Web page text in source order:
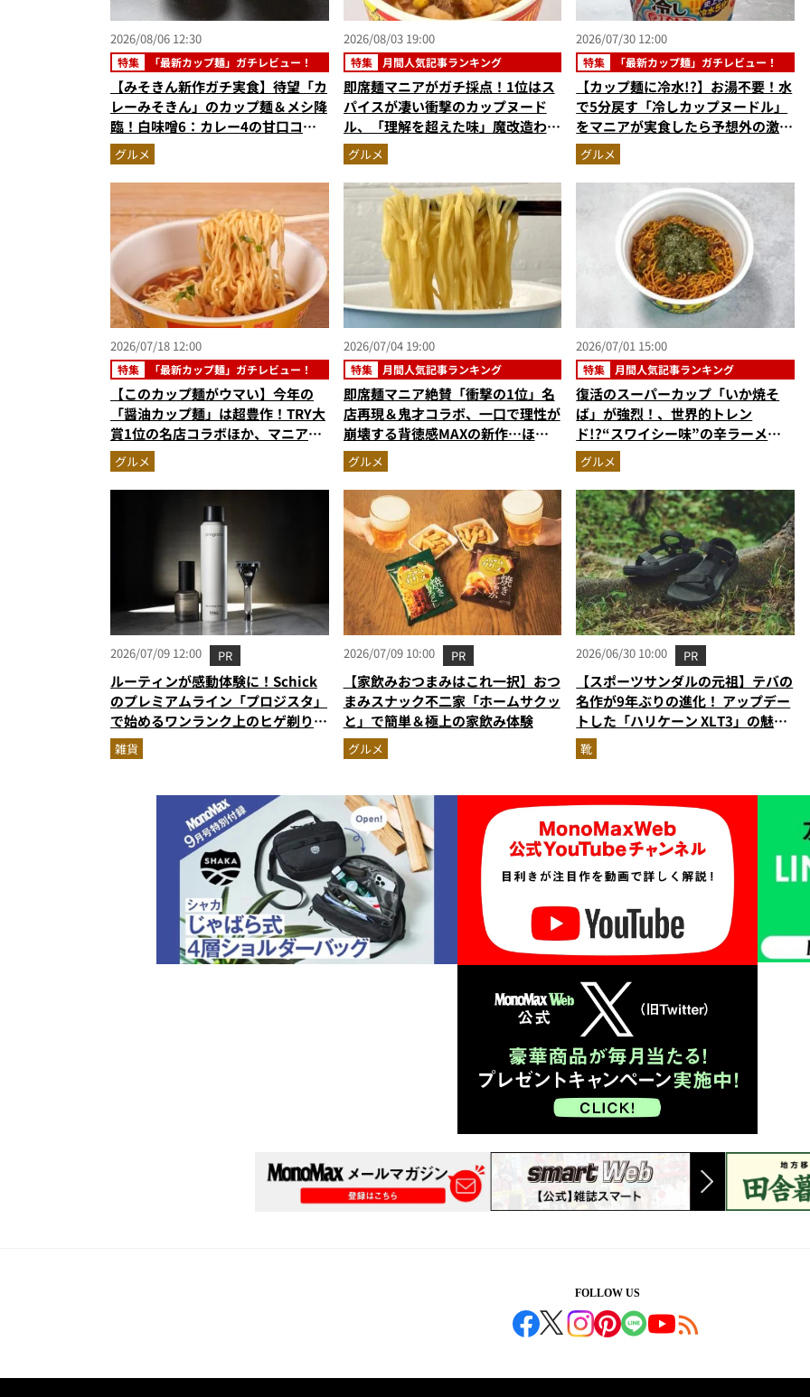
2026/08/06 12:30
特集 「最新カップ麺」ガチレビュー！
【みそきん新作ガチ実食】待望「カ
レーみそきん」のカップ麺＆メシ降
臨！白味噌6：カレー4の甘口コク
旨スープ＆ゴロッと大ぶりポテトに
歓喜
グルメ
2026/08/03 19:00
特集 月間人気記事ランキング
即席麺マニアがガチ採点！1位はス
パイスが凄い衝撃のカップヌード
ル、「理解を超えた味」魔改造わか
めラーメン…ほか【カップ麺の人気
記事ランキングベスト3】（2026年
6月版）
グルメ
2026/07/30 12:00
特集 「最新カップ麺」ガチレビュー！
【カップ麺に冷水!?】お湯不要！水
で5分戻す「冷しカップヌードル」
をマニアが実食したら予想外の激ウ
マ新体験だった
グルメ
2026/07/18 12:00
特集 「最新カップ麺」ガチレビュー！
【このカップ麺がウマい】今年の
「醤油カップ麺」は超豊作！TRY大
賞1位の名店コラボほか、マニア激
推しの3杯を徹底レビュー
グルメ
2026/07/04 19:00
特集 月間人気記事ランキング
即席麺マニア絶賛「衝撃の1位」名
店再現＆鬼才コラボ、一口で理性が
崩壊する背徳感MAXの新作…ほか
【カップ麺の人気記事ランキングベ
スト3】（2026年5月版）
グルメ
2026/07/01 15:00
特集 月間人気記事ランキング
復活のスーパーカップ「いか焼そ
ば」が強烈！、世界的トレン
ド!?“スワイシー味”の辛ラーメ
ン…ほか【カップ焼きそばの人気記
事ランキングベスト3】（2026年5
月版）
グルメ
2026/07/09 12:00 PR
ルーティンが感動体験に！Schick
のプレミアムライン「プロジスタ」
で始めるワンランク上のヒゲ剃り習
慣
雑貨
2026/07/09 10:00 PR
【家飲みおつまみはこれ一択】おつ
まみスナック不二家「ホームサクッ
と」で簡単＆極上の家飲み体験
グルメ
2026/06/30 10:00 PR
【スポーツサンダルの元祖】テバの
名作が9年ぶりの進化！ アップデー
トした「ハリケーン XLT3」の魅力
を識者があらゆる角度から徹底解
説！
靴
FOLLOW US